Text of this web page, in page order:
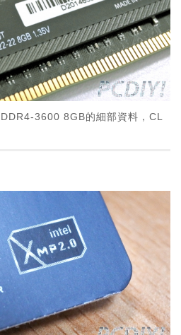
3600 8GB的細部資料，CL